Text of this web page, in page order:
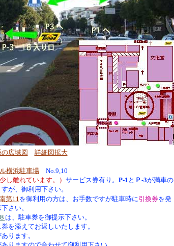
広域図 詳細図拡大
横浜駐車場No.9,10
少し離れています。） サービス券有り。 P-1 と Ｐ-3が満車の
が、御利用下さい。
第11を御利用の方は、お手数ですが駐車時に引換券を発
さい。
は、駐車券を御提示下さい。
を添えてお返しいたします。
ります。